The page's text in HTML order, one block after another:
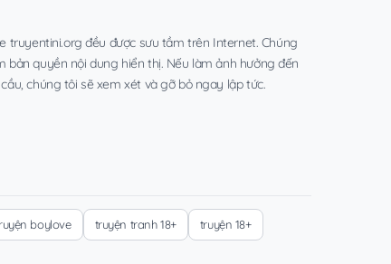
truyentini.org đều được sưu tầm trên Internet. Chúng
bản quyền nội dung hiển thị. Nếu làm ảnh hưởng đến
chúng tôi sẽ xem xét và gỡ bỏ ngay lập tức.
boylove truyện tranh 18+ truyện 18+